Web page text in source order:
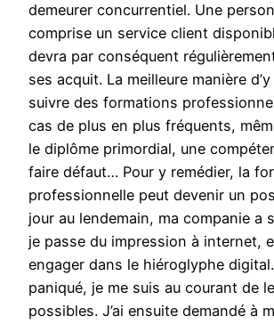
demeurer concurrentiel. Une
comprise un service client
devra par conséquent
ses acquit. La meilleure manière
suivre des formations
cas de plus en plus fréquents,
le diplôme primordial, une
faire défaut… Pour y remédier, la
professionnelle peut devenir un
jour au lendemain, ma companie a
je passe du impression à internet,
engager dans le hiéroglyphe
paniqué, je me suis au courant de
possibles. J’ai ensuite demandé à